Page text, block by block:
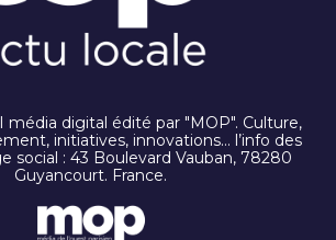
média digital édité par "MOP". Culture,
initiatives, innovations… l’info des
social : 43 Boulevard Vauban, 78280
Guyancourt. France.